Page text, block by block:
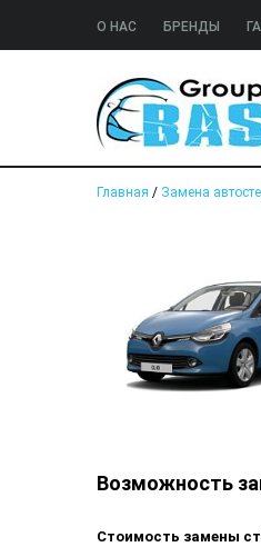
О НАС БРЕНДЫ
Главная / Замена
Возможность
Стоимость замены